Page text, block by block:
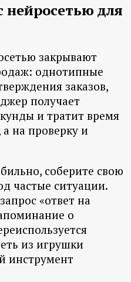
нейросетью для
закрывают
однотипные
заказов,
получает
и тратит время
на проверку и
соберите свою
частые ситуации.
«ответ на
о
из игрушки
инструмент